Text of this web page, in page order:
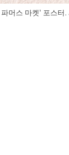
머스 마켓’ 포스터.